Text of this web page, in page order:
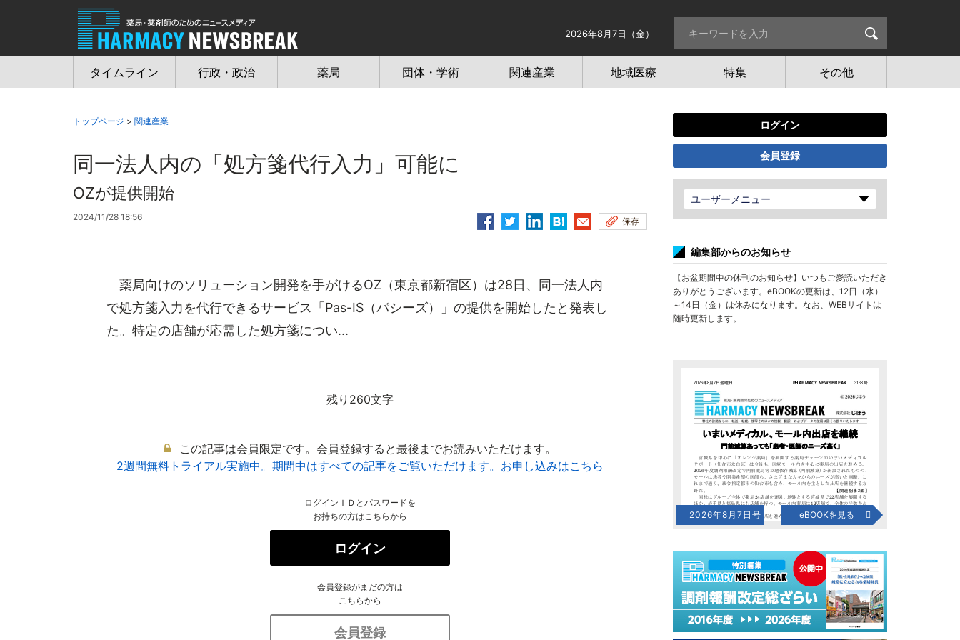
2026年8月7日（金）
タイムライン 行政・政治 薬局 団体・学術 関連産業 地域医療 特集 その他
トップページ > 関連産業
同一法人内の「処方箋代行入力」可能に
OZが提供開始
2024/11/28 18:56 保存
薬局向けのソリューション開発を手がけるOZ（東京都新宿区）は28日、同一法人内
で処方箋入力を代行できるサービス「Pas-IS（パシーズ）」の提供を開始したと発表し
た。特定の店舗が応需した処方箋につい...
残り260文字
この記事は会員限定です。会員登録すると最後までお読みいただけます。
2週間無料トライアル実施中。期間中はすべての記事をご覧いただけます。お申し込みはこちら
ログインＩＤとパスワードを
お持ちの方はこちらから
ログイン
会員登録がまだの方は
こちらから
会員登録
ログイン
会員登録
ユーザーメニュー
編集部からのお知らせ
【お盆期間中の休刊のお知らせ】いつもご愛読いただき
ありがとうございます。eBOOKの更新は、12日（水）
～14日（金）は休みになります。なお、WEBサイトは
随時更新します。
2026年8月7日号 eBOOKを見る